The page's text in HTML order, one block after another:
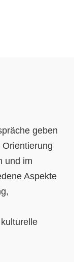
geben
und im
Aspekte